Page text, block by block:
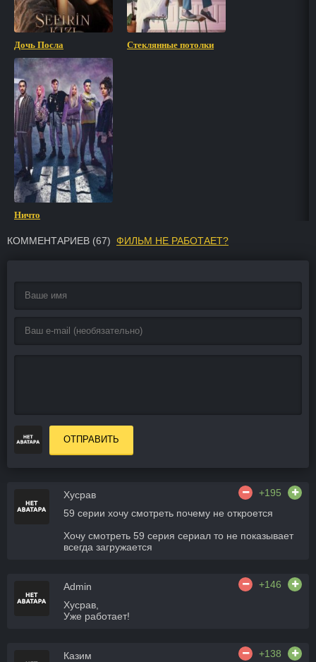
Дочь Посла Стеклянные потолки
Ничто
КОММЕНТАРИЕВ (67) ФИЛЬМ НЕ РАБОТАЕТ?
ОТПРАВИТЬ
Хусрав
+195
59 серии хочу смотреть почему не откроется
Хочу смотреть 59 серия сериал то не показывает
всегда загружается
Admin
+146
Хусрав,
Уже работает!
Казим
+138